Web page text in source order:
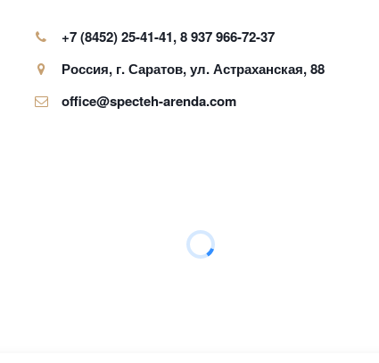
+7 (8452) 25-41-41,8 937 966-72-37
Россия, г. Саратов,ул. Астраханская, 88
office@specteh-arenda.com